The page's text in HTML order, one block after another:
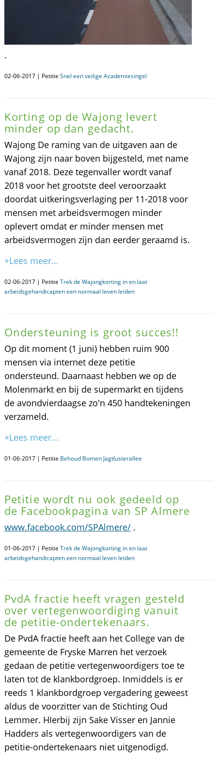
.
02-06-2017 | Petitie Snel een veilige Academiesingel
Korting op de Wajong levert
minder op dan gedacht.
Wajong De raming van de uitgaven aan de
Wajong zijn naar boven bijgesteld, met name
vanaf 2018. Deze tegenvaller wordt vanaf
2018 voor het grootste deel veroorzaakt
doordat uitkeringsverlaging per 11-2018 voor
mensen met arbeidsvermogen minder
oplevert omdat er minder mensen met
arbeidsvermogen zijn dan eerder geraamd is.
+Lees meer...
02-06-2017 | Petitie Trek de Wajongkorting in en laat
arbeidsgehandicapten een normaal leven leiden
Ondersteuning is groot succes!!
Op dit moment (1 juni) hebben ruim 900
mensen via internet deze petitie
ondersteund. Daarnaast hebben we op de
Molenmarkt en bij de supermarkt en tijdens
de avondvierdaagse zo'n 450 handtekeningen
verzameld.
+Lees meer...
01-06-2017 | Petitie Behoud Bomen Jagtlusterallee
Petitie wordt nu ook gedeeld op
de Facebookpagina van SP Almere
www.facebook.com/SPAlmere/.
01-06-2017 | Petitie Trek de Wajongkorting in en laat
arbeidsgehandicapten een normaal leven leiden
PvdA fractie heeft vragen gesteld
over vertegenwoordiging vanuit
de petitie-ondertekenaars.
De PvdA fractie heeft aan het College van de
gemeente de Fryske Marren het verzoek
gedaan de petitie vertegenwoordigers toe te
laten tot de klankbordgroep. Inmiddels is er
reeds 1 klankbordgroep vergadering geweest
aldus de voorzitter van de Stichting Oud
Lemmer. HIerbij zijn Sake Visser en Jannie
Hadders als vertegenwoordigers van de
petitie-ondertekenaars niet uitgenodigd.